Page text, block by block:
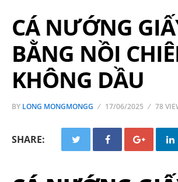
CÁ NƯỚNG
BẰNG NỒI
KHÔNG DẦU
BY LONG MONGMONGG 17/06/2025 78
SHARE: